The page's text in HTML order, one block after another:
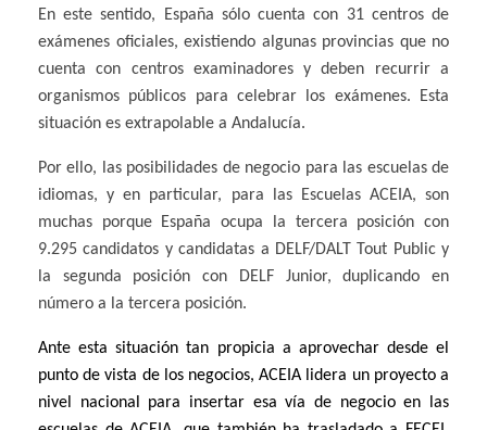
En este sentido, España sólo cuenta con 31 centros de
exámenes oficiales, existiendo algunas provincias que no
cuenta con centros examinadores y deben recurrir a
organismos públicos para celebrar los exámenes. Esta
situación es extrapolable a Andalucía.
Por ello, las posibilidades de negocio para las escuelas de
idiomas, y en particular, para las Escuelas ACEIA, son
muchas porque España ocupa la tercera posición con
9.295 candidatos y candidatas a DELF/DALT Tout Public y
la segunda posición con DELF Junior, duplicando en
número a la tercera posición.
Ante esta situación tan propicia a aprovechar desde el
punto de vista de los negocios, ACEIA lidera un proyecto a
nivel nacional para insertar esa vía de negocio en las